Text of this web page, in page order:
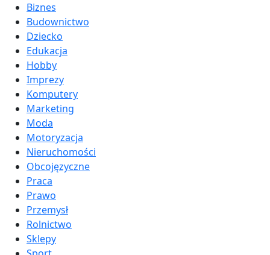
Biznes
Budownictwo
Dziecko
Edukacja
Hobby
Imprezy
Komputery
Marketing
Moda
Motoryzacja
Nieruchomości
Obcojęzyczne
Praca
Prawo
Przemysł
Rolnictwo
Sklepy